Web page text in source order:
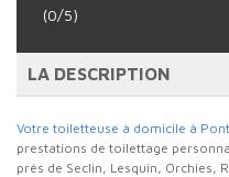
(0/5)
LA DESCRIPTION
Votre toiletteuse à domicile à
prestations de toilettage
près de Seclin, Lesquin, Orchies,